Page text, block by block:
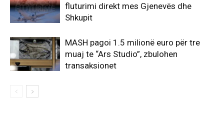
fluturimi direkt mes Gjenevës dhe
Shkupit
MASH pagoi 1.5 milionë euro për tre
muaj te “Ars Studio”, zbulohen
transaksionet